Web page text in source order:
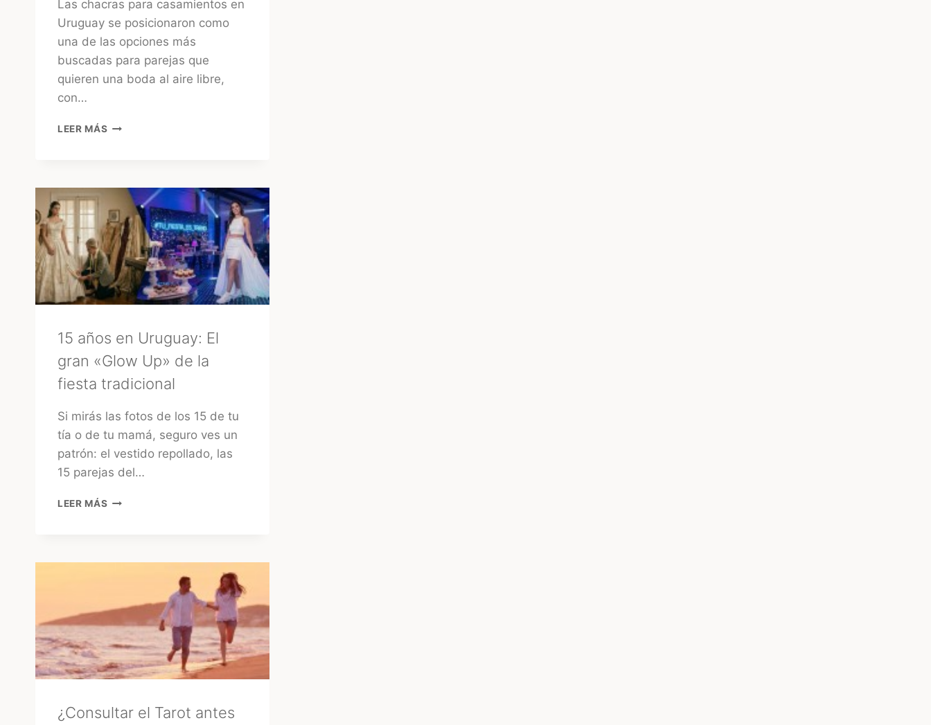
Las chacras para casamientos en
Uruguay se posicionaron como
una de las opciones más
buscadas para parejas que
quieren una boda al aire libre,
con…
LEER MÁS CHACRAS
CÓMO
ELEGIR
LA
MEJOR
OPCIÓN
15 años en Uruguay: El
gran «Glow Up» de la
fiesta tradicional
Si mirás las fotos de los 15 de tu
tía o de tu mamá, seguro ves un
patrón: el vestido repollado, las
15 parejas del…
LEER MÁS
LA
FIESTA
TRADICIONAL
¿Consultar el Tarot antes